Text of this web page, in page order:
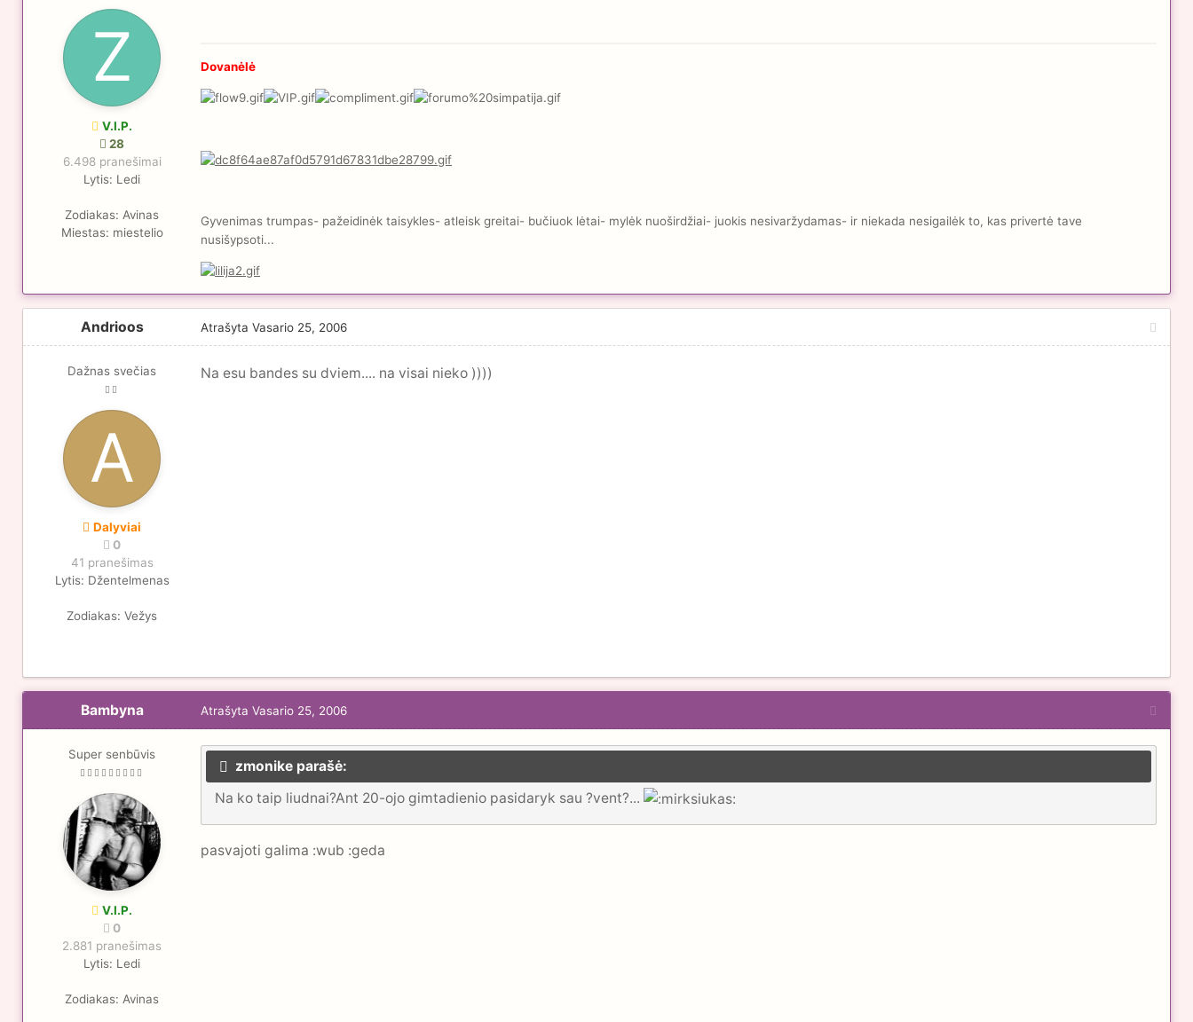
V.I.P.
28
6.498 pranešimai
Lytis: Ledi
Zodiakas: Avinas
Miestas: miestelio
Dovanėlė
Gyvenimas trumpas- pažeidinėk taisykles- atleisk greitai- bučiuok lėtai- mylėk nuoširdžiai- juokis nesivaržydamas- ir niekada nesigailėk to, kas privertė tave
nusišypsoti...
Andrioos
Dažnas svečias
Dalyviai
0
41 pranešimas
Lytis: Džentelmenas
Zodiakas: Vežys
Atrašyta Vasario 25, 2006
Na esu bandes su dviem.... na visai nieko ))))
Bambyna
Super senbūvis
V.I.P.
0
2.881 pranešimas
Lytis: Ledi
Zodiakas: Avinas
Atrašyta Vasario 25, 2006
zmonike parašė:
Na ko taip liudnai?Ant 20-ojo gimtadienio pasidaryk sau ?vent?...
pasvajoti galima :wub :geda